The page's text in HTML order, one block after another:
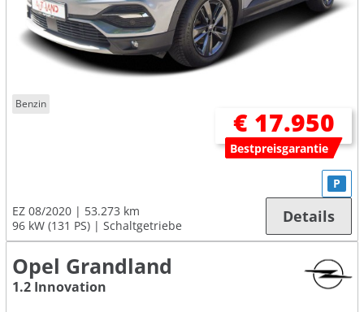
Benzin
€ 17.950
Bestpreisgarantie
EZ 08/2020
53.273 km
96 kW (131 PS)
Schaltgetriebe
P
Details
Opel Grandland
1.2 Innovation